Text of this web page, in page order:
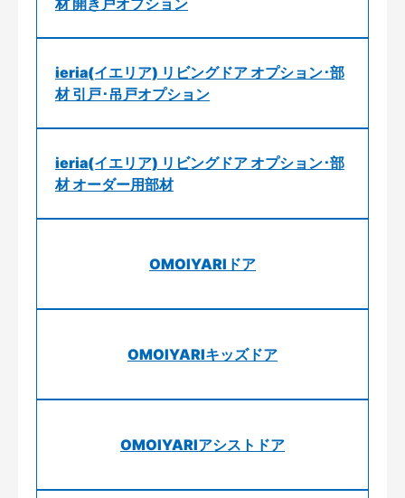
ieria(イエリア) リビングドア オプション･部
材 引戸･吊戸オプション
ieria(イエリア) リビングドア オプション･部
材 オーダー用部材
OMOIYARIドア
OMOIYARIキッズドア
OMOIYARIアシストドア